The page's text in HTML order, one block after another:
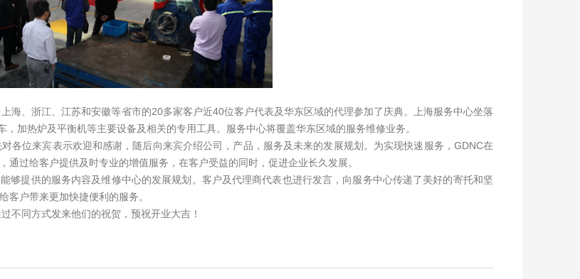
海、浙江、江苏和安徽等省市的20多家客户近40位客户代表及华东区域的代理参加了庆典。上海服务中心坐落
加热炉及平衡机等主要设备及相关的专用工具。服务中心将覆盖华东区域的服务维修业务。
各位来宾表示欢迎和感谢，随后向来宾介绍公司，产品，服务及未来的发展规划。为实现快速服务，GDNC在
过给客户提供及时专业的增值服务，在客户受益的同时，促进企业长久发展。
够提供的服务内容及维修中心的发展规划。客户及代理商代表也进行发言，向服务中心传递了美好的寄托和坚
客户带来更加快捷便利的服务。
不同方式发来他们的祝贺，预祝开业大吉！